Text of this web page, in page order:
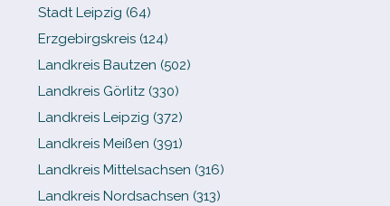
Stadt Leipzig (64)
Erzgebirgskreis (124)
Landkreis Bautzen (502)
Landkreis Görlitz (330)
Landkreis Leipzig (372)
Landkreis Meißen (391)
Landkreis Mittelsachsen (316)
Landkreis Nordsachsen (313)